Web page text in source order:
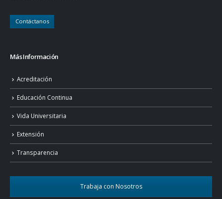
Contáctanos
Más Información
Acreditación
Educación Continua
Vida Universitaria
Extensión
Transparencia
Trabaja con Nosotros